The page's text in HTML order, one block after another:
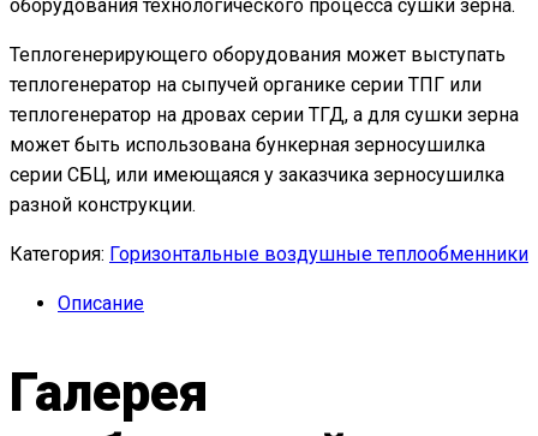
оборудования технологического процесса сушки зерна.
Теплогенерирующего оборудования может выступать
теплогенератор на сыпучей органике серии ТПГ или
теплогенератор на дровах серии ТГД, а для сушки зерна
может быть использована бункерная зерносушилка
серии СБЦ, или имеющаяся у заказчика зерносушилка
разной конструкции.
Категория: Горизонтальные воздушные теплообменники
Описание
Галерея